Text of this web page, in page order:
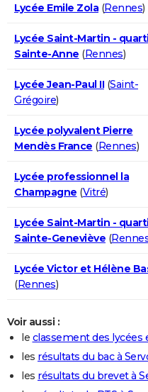
Lycée Emile Zola(Rennes)
Lycée Saint-Martin -
Sainte-Anne (Rennes)
Lycée Jean-Paul II(Saint-
Grégoire)
Lycée polyvalent Pierre
Mendès France (Rennes)
Lycée professionnel la
Champagne (Vitré)
Lycée Saint-Martin -
Sainte-Geneviève (
Lycée Victor et Hélène
(Rennes)
Voir aussi :
le classement des lycées
les résultats du bac à
les résultats du brevet à